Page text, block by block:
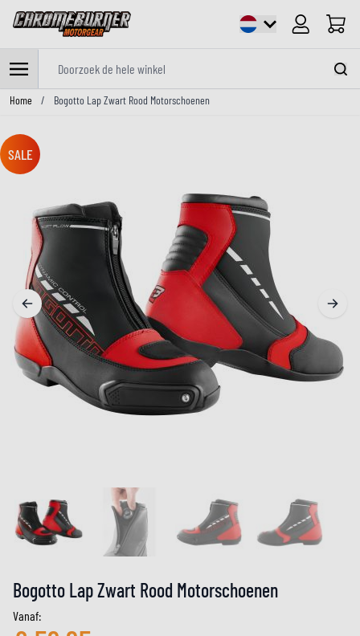
Cart
Ga naar de inhoud
Home / Bogotto Lap Zwart Rood Motorschoenen
SALE
Bogotto Lap Zwart Rood Motorschoenen
Vanaf: